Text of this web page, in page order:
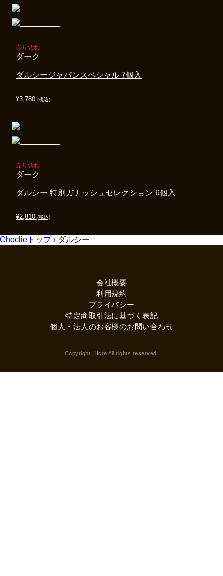
¥3,780 (税込)
売り切れ
ダルシージャパンスペシャル 7個入
ダーク
¥2,810 (税込)
売り切れ
ダルシー 特別ガナッシュセレクション 6個入
ダーク
Choclieトップ› ダルシー
会社概要
利用規約
プライバシー
特定商取引法に基づく表記
個人・法人のお客様のお問い合わせ